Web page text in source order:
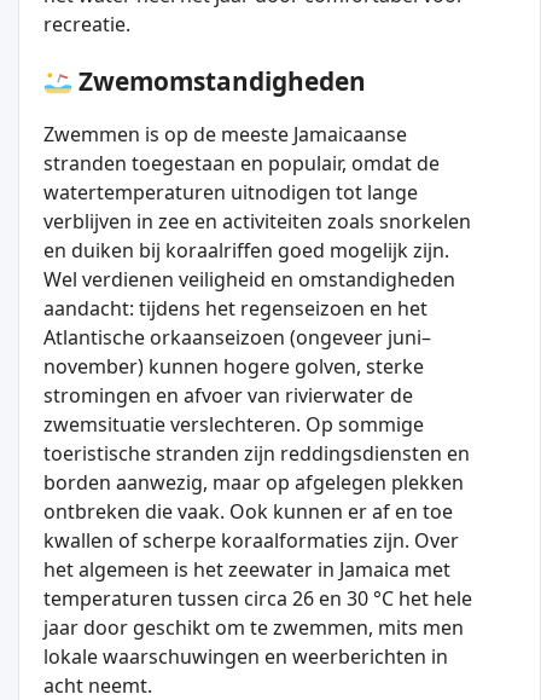
recreatie.
Zwemomstandigheden
Zwemmen is op de meeste Jamaicaanse
stranden toegestaan en populair, omdat de
watertemperaturen uitnodigen tot lange
verblijven in zee en activiteiten zoals snorkelen
en duiken bij koraalriffen goed mogelijk zijn.
Wel verdienen veiligheid en omstandigheden
aandacht: tijdens het regenseizoen en het
Atlantische orkaanseizoen (ongeveer juni–
november) kunnen hogere golven, sterke
stromingen en afvoer van rivierwater de
zwemsituatie verslechteren. Op sommige
toeristische stranden zijn reddingsdiensten en
borden aanwezig, maar op afgelegen plekken
ontbreken die vaak. Ook kunnen er af en toe
kwallen of scherpe koraalformaties zijn. Over
het algemeen is het zeewater in Jamaica met
temperaturen tussen circa 26 en 30 °C het hele
jaar door geschikt om te zwemmen, mits men
lokale waarschuwingen en weerberichten in
acht neemt.